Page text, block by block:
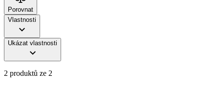
Porovnat
Vlastnosti
Ukázat vlastnosti
2 produktů ze 2